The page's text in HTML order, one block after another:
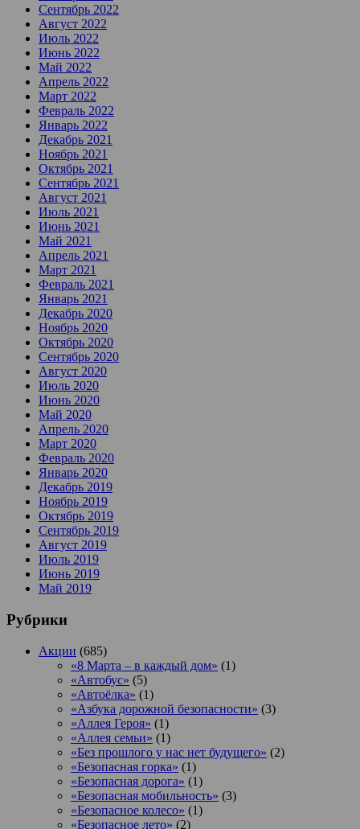
Сентябрь 2022
Август 2022
Июль 2022
Июнь 2022
Май 2022
Апрель 2022
Март 2022
Февраль 2022
Январь 2022
Декабрь 2021
Ноябрь 2021
Октябрь 2021
Сентябрь 2021
Август 2021
Июль 2021
Июнь 2021
Май 2021
Апрель 2021
Март 2021
Февраль 2021
Январь 2021
Декабрь 2020
Ноябрь 2020
Октябрь 2020
Сентябрь 2020
Август 2020
Июль 2020
Июнь 2020
Май 2020
Апрель 2020
Март 2020
Февраль 2020
Январь 2020
Декабрь 2019
Ноябрь 2019
Октябрь 2019
Сентябрь 2019
Август 2019
Июль 2019
Июнь 2019
Май 2019
Рубрики
Акции (685)
«8 Марта – в каждый дом» (1)
«Автобус» (5)
«Автоёлка» (1)
«Азбука дорожной безопасности» (3)
«Аллея Героя» (1)
«Аллея семьи» (1)
«Без прошлого у нас нет будущего» (2)
«Безопасная горка» (1)
«Безопасная дорога» (1)
«Безопасная мобильность» (3)
«Безопасное колесо» (1)
«Безопасное лето» (2)